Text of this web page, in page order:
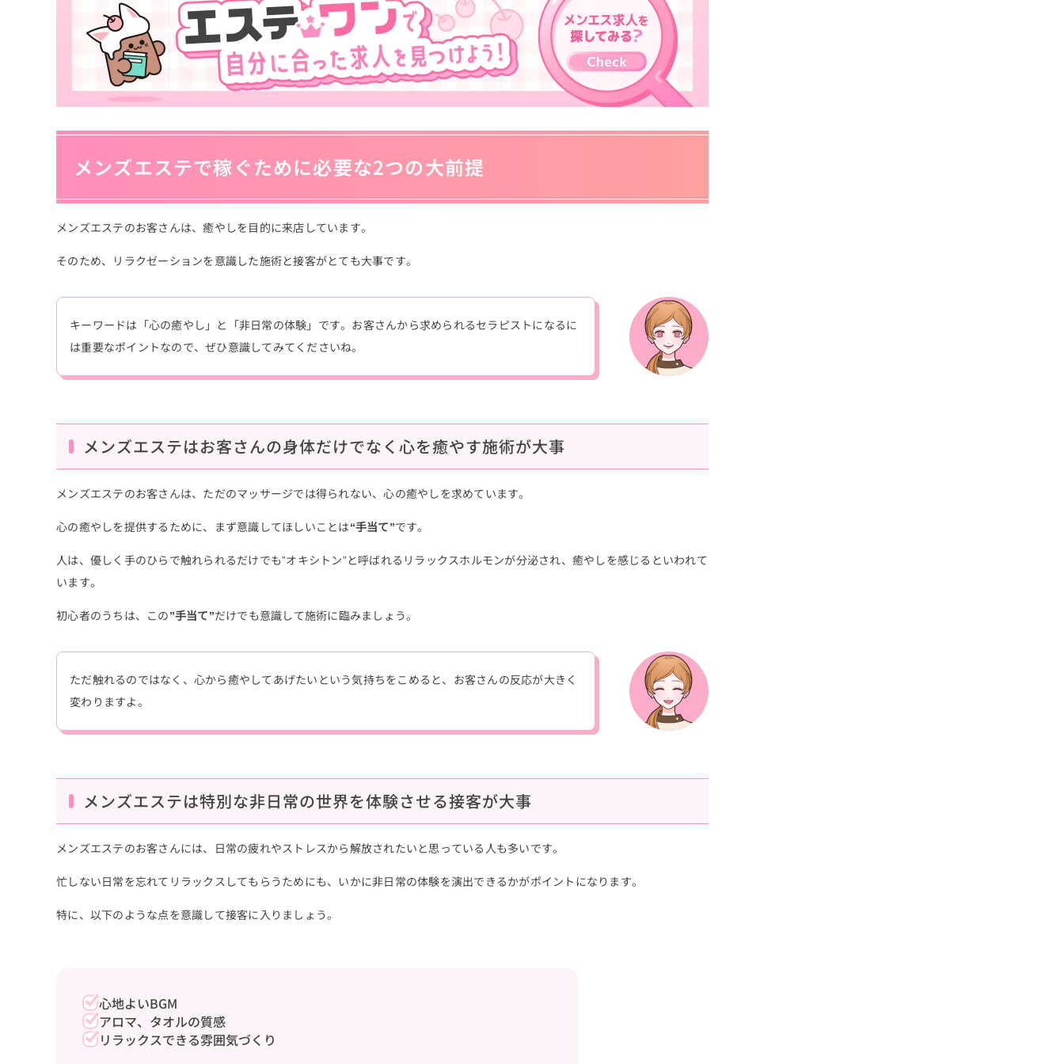
メンズエステで稼ぐために必要な2つの大前提
メンズエステのお客さんは、癒やしを目的に来店しています。
そのため、リラクゼーションを意識した施術と接客がとても大事です。
キーワードは「心の癒やし」と「非日常の体験」です。お客さんから求められるセラピストになるに
は重要なポイントなので、ぜひ意識してみてくださいね。
メンズエステはお客さんの身体だけでなく心を癒やす施術が大事
メンズエステのお客さんは、ただのマッサージでは得られない、心の癒やしを求めています。
心の癒やしを提供するために、まず意識してほしいことは“手当て”です。
人は、優しく手のひらで触れられるだけでも”オキシトン”と呼ばれるリラックスホルモンが分泌され、癒やしを感じるといわれて
います。
初心者のうちは、この”手当て”だけでも意識して施術に臨みましょう。
ただ触れるのではなく、心から癒やしてあげたいという気持ちをこめると、お客さんの反応が大きく
変わりますよ。
メンズエステは特別な非日常の世界を体験させる接客が大事
メンズエステのお客さんには、日常の疲れやストレスから解放されたいと思っている人も多いです。
忙しない日常を忘れてリラックスしてもらうためにも、いかに非日常の体験を演出できるかがポイントになります。
特に、以下のような点を意識して接客に入りましょう。
心地よいBGM
アロマ、タオルの質感
リラックスできる雰囲気づくり